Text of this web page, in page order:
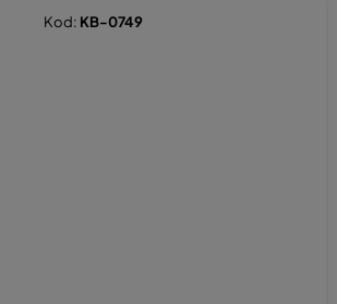
Kod: KB-0749